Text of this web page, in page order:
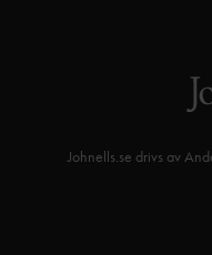
Johnells.se drivs av